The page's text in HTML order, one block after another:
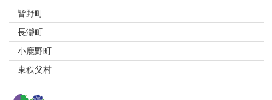
皆野町
長瀞町
小鹿野町
東秩父村